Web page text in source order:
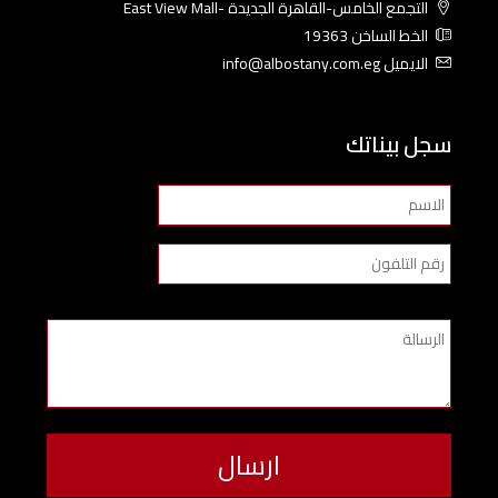
التجمع الخامس-القاهرة الجديدة -East View Mall
الخط الساخن 19363
الايميل info@albostany.com.eg
سجل بيناتك